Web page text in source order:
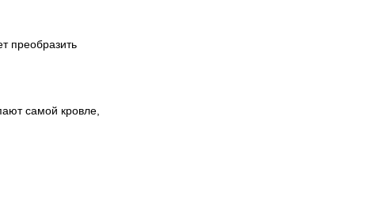
преобразить
самой кровле,